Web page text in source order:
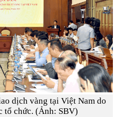
dịch vàng tại Việt Nam do
tổ chức. (Ảnh: SBV)